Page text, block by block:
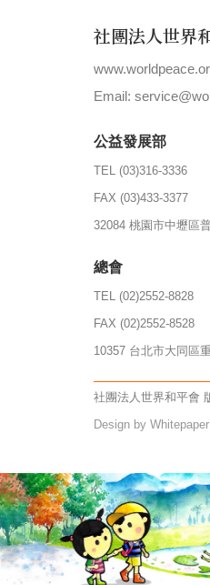
社團法人世界
Email:
公益發展部
TEL (03)316-3336
FAX (03)433-3377
32084 桃園市中壢區
總會
TEL (02)2552-8828
FAX (02)2552-8528
10357 台北市大同區
社團法人世界和平會
Design by Whitepaper